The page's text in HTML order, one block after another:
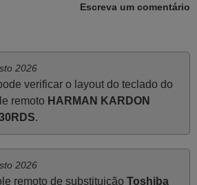
embalado mas não é de
obrigada!..
Francisco Alexandre,
PORTUGAL
Março 2026
ao solicitado no corpo
sobre a minha opinião, quero
Escreva um comentário
2026
verificar o layout do teclado do
remoto HARMAN KARDON
.
2026
remoto de substituição Toshiba